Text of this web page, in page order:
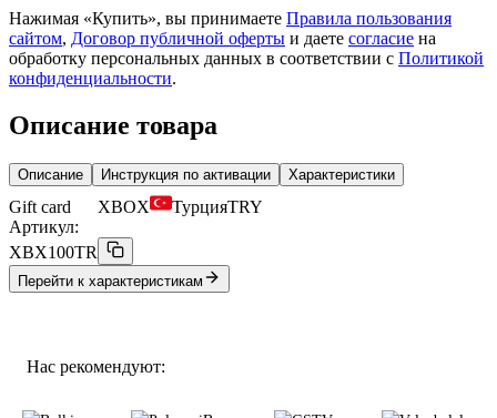
Нажимая «Купить», вы принимаете Правила пользования
сайтом, Договор публичной оферты и даете согласие на
обработку персональных данных в соответствии с Политикой
конфиденциальности.
Описание товара
Описание Инструкция по активации Характеристики
Gift card XBOX ТурцияTRY
Артикул:
XBX100TR
Перейти к характеристикам
Нас рекомендуют: